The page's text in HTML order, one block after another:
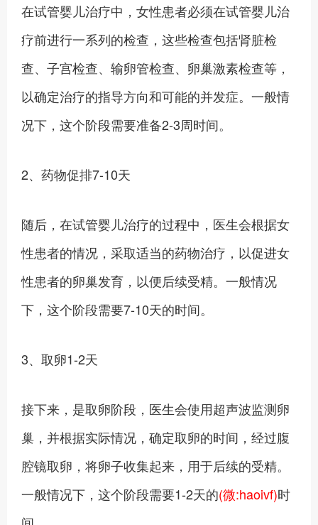
在试管婴儿治疗中，女性患者必须在试管婴儿治
疗前进行一系列的检查，这些检查包括肾脏检
查、子宫检查、输卵管检查、卵巢激素检查等，
以确定治疗的指导方向和可能的并发症。一般情
况下，这个阶段需要准备2-3周时间。
2、药物促排7-10天
随后，在试管婴儿治疗的过程中，医生会根据女
性患者的情况，采取适当的药物治疗，以促进女
性患者的卵巢发育，以便后续受精。一般情况
下，这个阶段需要7-10天的时间。
3、取卵1-2天
接下来，是取卵阶段，医生会使用超声波监测卵
巢，并根据实际情况，确定取卵的时间，经过腹
腔镜取卵，将卵子收集起来，用于后续的受精。
一般情况下，这个阶段需要1-2天的(微:haoivf)时